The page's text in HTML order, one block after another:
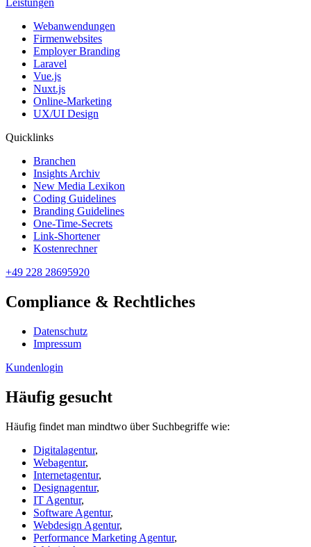
Leistungen
Webanwendungen
Firmenwebsites
Employer Branding
Laravel
Vue.js
Nuxt.js
Online-Marketing
UX/UI Design
Quicklinks
Branchen
Insights Archiv
New Media Lexikon
Coding Guidelines
Branding Guidelines
One-Time-Secrets
Link-Shortener
Kostenrechner
+49 228 28695920
Compliance & Rechtliches
Datenschutz
Impressum
Kundenlogin
Häufig gesucht
Häufig findet man mindtwo über Suchbegriffe wie:
Digitalagentur,
Webagentur,
Internetagentur,
Designagentur,
IT Agentur,
Software Agentur,
Webdesign Agentur,
Performance Marketing Agentur,